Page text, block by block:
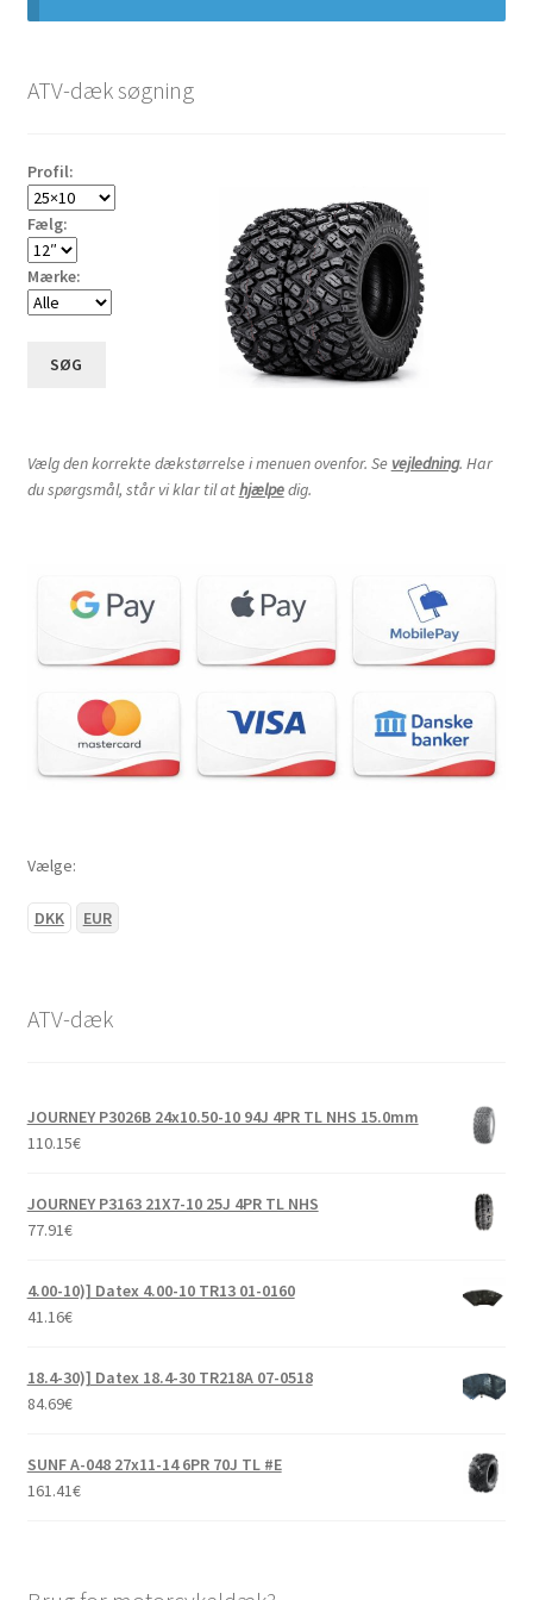
20×7-10″
20×10-10″
20×11-10″
21×7-10″
22×8-10″
22×10-10″
23×11-10″
24×9.50-10″
24×10.5-10″
25×12-10″
ATV-dæk søgning
Profil:
Fælg:
Mærke:
SØG
Vælg den korrekte dækstørrelse i menuen ovenfor. Se vejledning. Har
du spørgsmål, står vi klar til athjælpedig.
Vælge:
DKK EUR
ATV-dæk
JOURNEY P3026B 24x10.50-10 94J 4PR TL NHS 15.0mm
110.15€
JOURNEY P3163 21X7-10 25J 4PR TL NHS
77.91€
4.00-10)] Datex 4.00-10 TR13 01-0160
41.16€
18.4-30)] Datex 18.4-30 TR218A 07-0518
84.69€
SUNF A-048 27x11-14 6PR 70J TL #E
161.41€